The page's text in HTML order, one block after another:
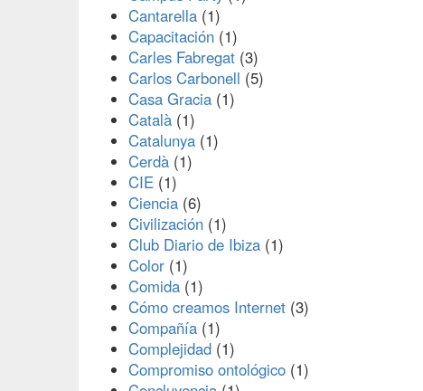
Cantarella (1)
Capacitación (1)
Carles Fabregat (3)
Carlos Carbonell (5)
Casa Gracia (1)
Català (1)
Catalunya (1)
Cerdà (1)
CIE (1)
Ciencia (6)
Civilización (1)
Club Diario de Ibiza (1)
Color (1)
Comida (1)
Cómo creamos Internet (3)
Compañía (1)
Complejidad (1)
Compromiso ontológico (1)